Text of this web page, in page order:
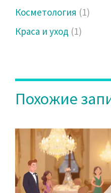
Косметология (1)
Краса и уход (1)
Похожие